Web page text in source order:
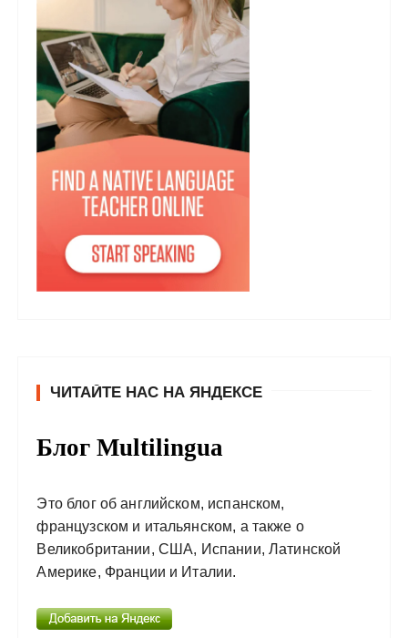
ЧИТАЙТЕ НАС НА ЯНДЕКСЕ
Блог Multilingua
Это блог об английском, испанском,
французском и итальянском, а также о
Великобритании, США, Испании, Латинской
Америке, Франции и Италии.